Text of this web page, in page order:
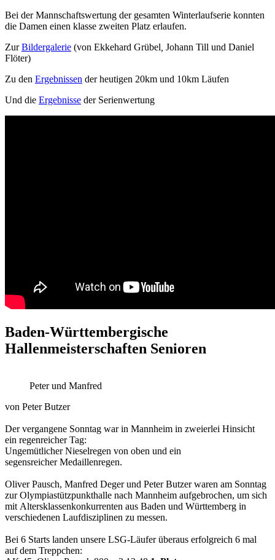
Bei der Mannschaftswertung der gesamten Winterlaufserie konnten
die Damen einen klasse zweiten Platz erlaufen.
ZurBildergalerie (von Ekkehard Grübel Johann Till und Daniel
Flöter)
Zu den Ergebnissen der heutigen 20km und 10km Läufen
Und die Ergebnisse der Serienwertung
Baden-Württembergische
Hallenmeisterschaften Senioren
Peter und Manfred
von Peter Butzer
Der vergangene Sonntag war in Mannheim in zweierlei Hinsicht
ein regenreicher Tag:
Ungemütlicher Nieselregen von oben und ein
segensreicher Medaillenregen.
Oliver Pausch, Manfred Deger und Peter Butzer waren am Sonntag
zur Olympiastützpunkthalle nach Mannheim aufgebrochen, um sich
mit Altersklassenkonkurrenten aus Baden und Württemberg in
verschiedenen Laufdisziplinen zu messen.
Bei 6 Starts landen unsere LSG-Läufer überaus erfolgreich 6 mal
auf dem Treppchen: